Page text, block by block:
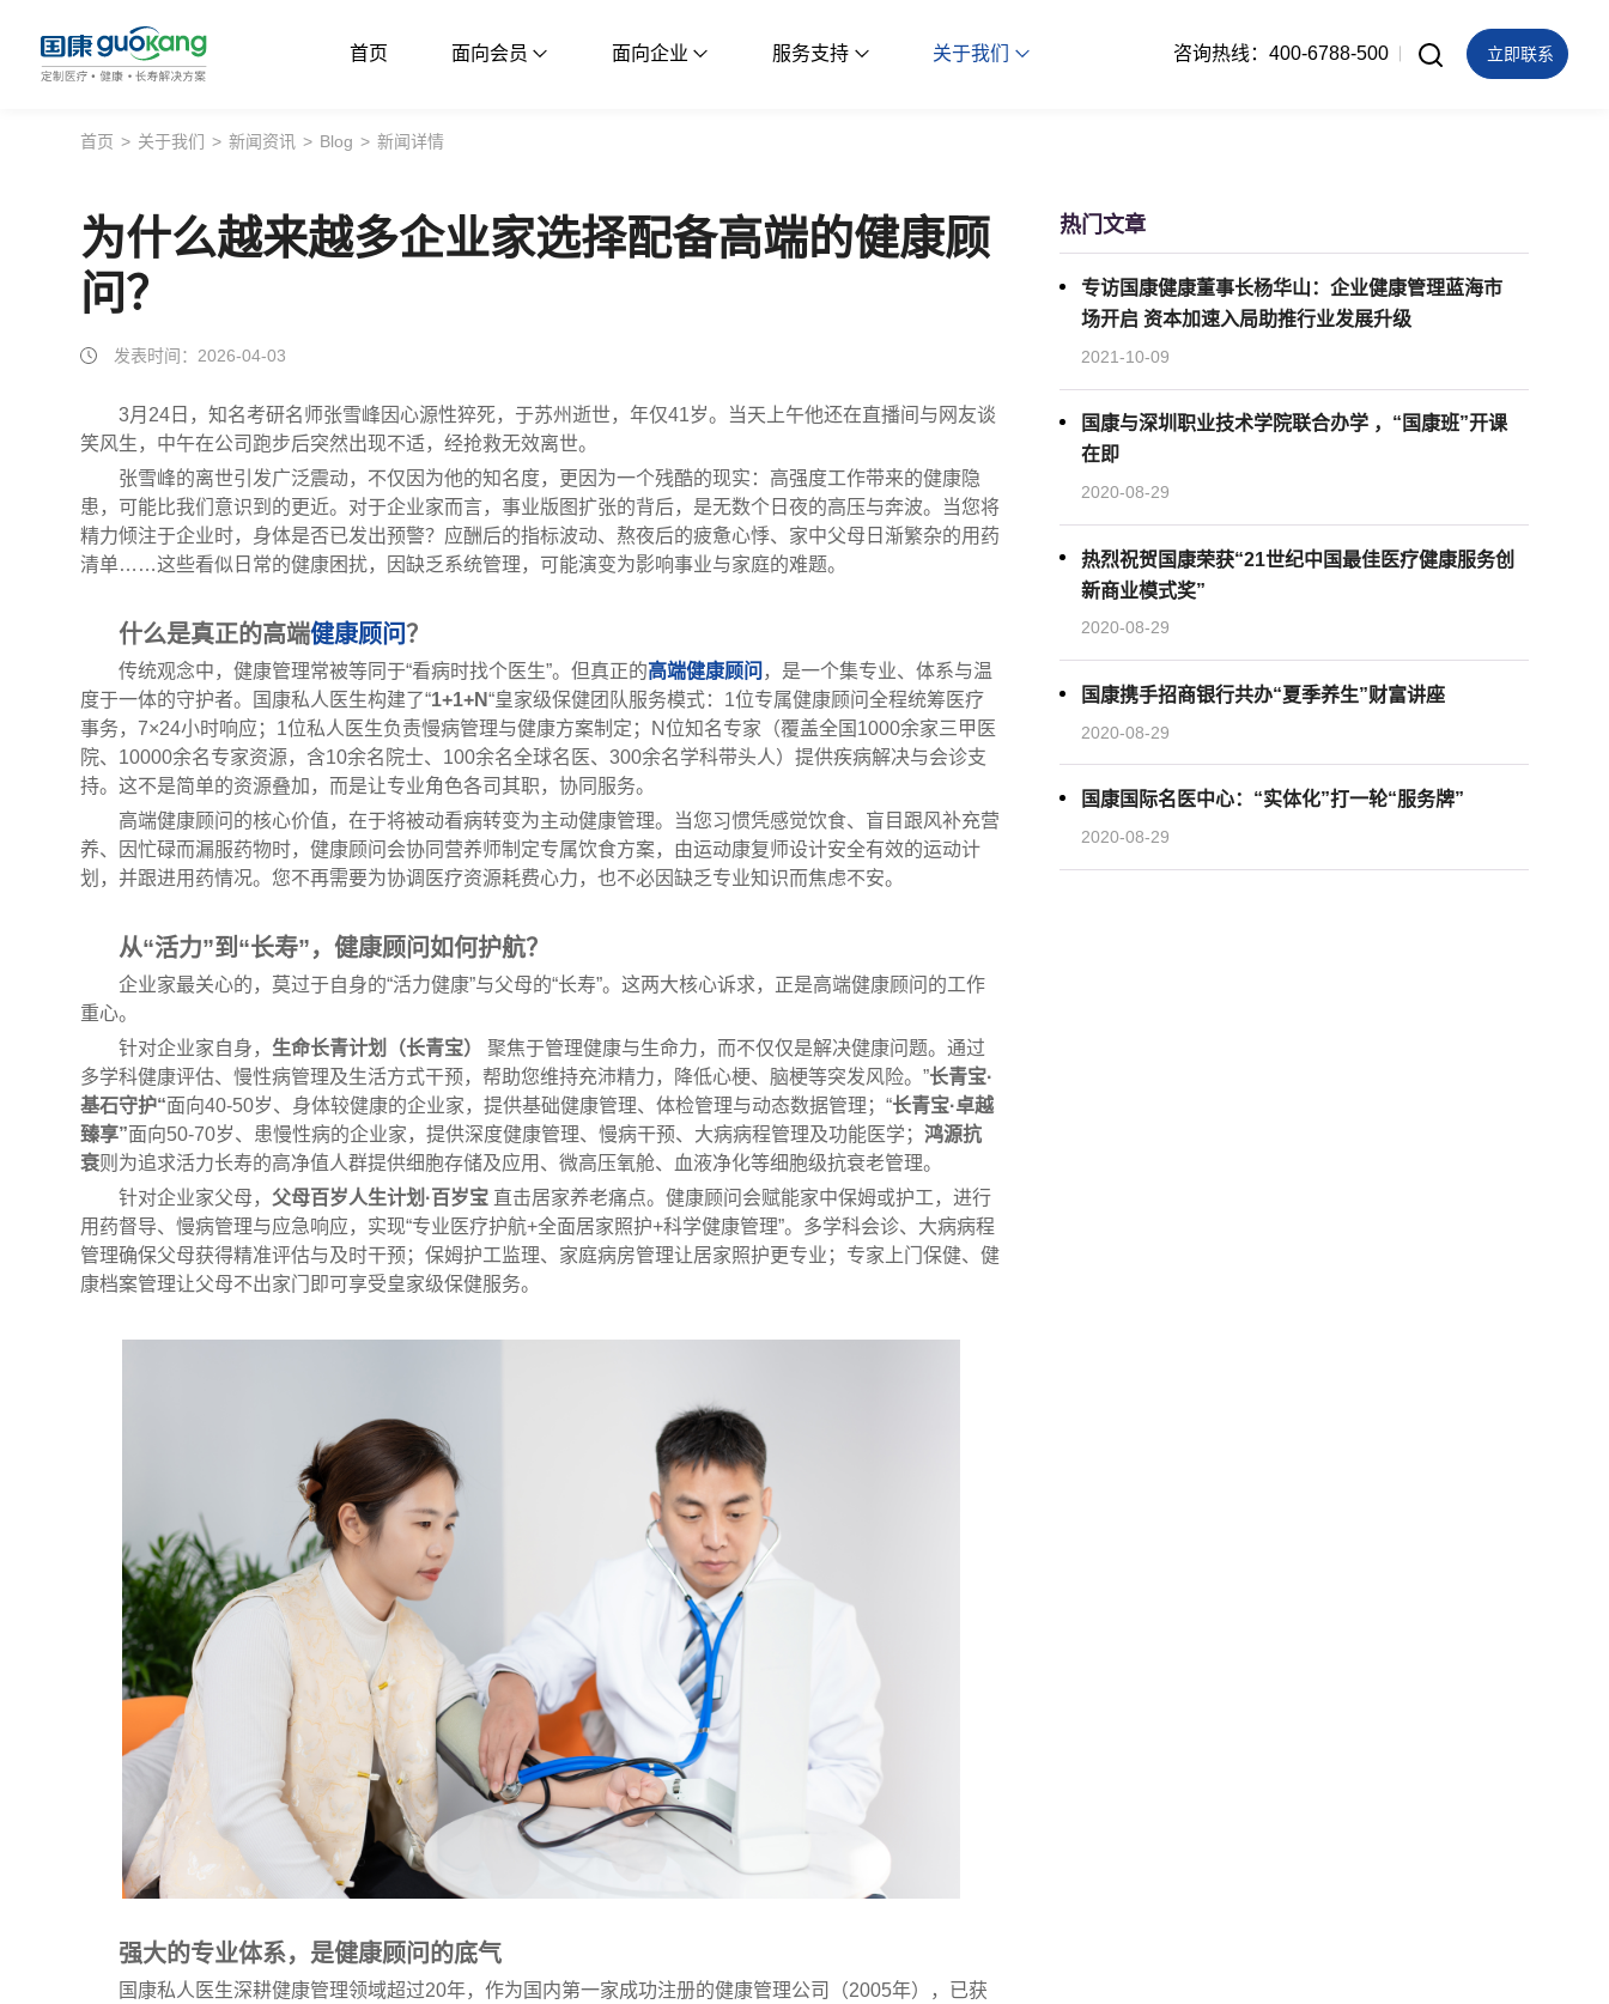
首页 面向会员 面向企业 服务支持 关于我们
面向企业
服务支持
关于我们
咨询热线：400-6788-500 立即联系
首页 > 关于我们 > 新闻资讯 > Blog > 新闻详情
为什么越来越多企业家选择配备高端的健康顾
问？
发表时间：2026-04-03
3月24日，知名考研名师张雪峰因心源性猝死，于苏州逝世，年仅41岁。当天上午他还在直播间与网友谈
笑风生，中午在公司跑步后突然出现不适，经抢救无效离世。
张雪峰的离世引发广泛震动，不仅因为他的知名度，更因为一个残酷的现实：高强度工作带来的健康隐
患，可能比我们意识到的更近。对于企业家而言，事业版图扩张的背后，是无数个日夜的高压与奔波。当您将
精力倾注于企业时，身体是否已发出预警？应酬后的指标波动、熬夜后的疲惫心悸、家中父母日渐繁杂的用药
清单……这些看似日常的健康困扰，因缺乏系统管理，可能演变为影响事业与家庭的难题。
什么是真正的高端健康顾问？
传统观念中，健康管理常被等同于“看病时找个医生”。但真正的高端健康顾问 ，是一个集专业、体系与温
度于一体的守护者。国康私人医生构建了“1+1+N“皇家级保健团队服务模式：1位专属健康顾问全程统筹医疗
事务，7×24小时响应；1位私人医生负责慢病管理与健康方案制定；N位知名专家（覆盖全国1000余家三甲医
院、10000余名专家资源，含10余名院士、100余名全球名医、300余名学科带头人）提供疾病解决与会诊支
持。这不是简单的资源叠加，而是让专业角色各司其职，协同服务。
高端健康顾问的核心价值，在于将被动看病转变为主动健康管理。当您习惯凭感觉饮食、盲目跟风补充营
养、因忙碌而漏服药物时，健康顾问会协同营养师制定专属饮食方案，由运动康复师设计安全有效的运动计
划，并跟进用药情况。您不再需要为协调医疗资源耗费心力，也不必因缺乏专业知识而焦虑不安。
从“活力”到“长寿”，健康顾问如何护航？
企业家最关心的，莫过于自身的“活力健康”与父母的“长寿”。这两大核心诉求，正是高端健康顾问的工作
重心。
针对企业家自身， 生命长青计划（长青宝）
聚焦于管理健康与生命力，而不仅仅是解决健康问题。通过
多学科健康评估、慢性病管理及生活方式干预，帮助您维持充沛精力，降低心梗、脑梗等突发风险。”长青宝·
基石守护“面向40-50岁、身体较健康的企业家，提供基础健康管理、体检管理与动态数据管理；“长青宝·卓越
臻享”面向50-70岁、患慢性病的企业家，提供深度健康管理、慢病干预、大病病程管理及功能医学；鸿源抗
衰则为追求活力长寿的高净值人群提供细胞存储及应用、微高压氧舱、血液净化等细胞级抗衰老管理。
针对企业家父母， 父母百岁人生计划·百岁宝 直击居家养老痛点。健康顾问会赋能家中保姆或护工，进行
用药督导、慢病管理与应急响应，实现“专业医疗护航+全面居家照护+科学健康管理”。多学科会诊、大病病程
管理确保父母获得精准评估与及时干预；保姆护工监理、家庭病房管理让居家照护更专业；专家上门保健、健
康档案管理让父母不出家门即可享受皇家级保健服务。
强大的专业体系，是健康顾问的底气
国康私人医生深耕健康管理领域超过20年，作为国内第一家成功注册的健康管理公司（2005年），已获
热门文章
专访国康健康董事长杨华山：企业健康管理蓝海市
场开启 资本加速入局助推行业发展升级
2021-10-09
国康与深圳职业技术学院联合办学 ，“国康班”开课
在即
2020-08-29
热烈祝贺国康荣获“21世纪中国最佳医疗健康服务创
新商业模式奖”
2020-08-29
国康携手招商银行共办“夏季养生”财富讲座
2020-08-29
国康国际名医中心：“实体化”打一轮“服务牌”
2020-08-29